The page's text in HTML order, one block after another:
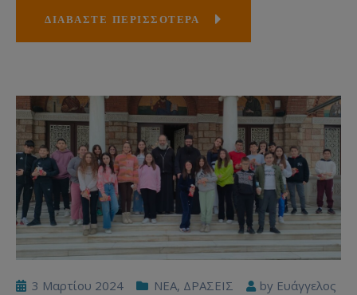
ΔΙΑΒΑΣΤΕ ΠΕΡΙΣΣΟΤΕΡΑ
3 Μαρτίου 2024 NEA, ΔΡΑΣΕΙΣ by Ευάγγελος